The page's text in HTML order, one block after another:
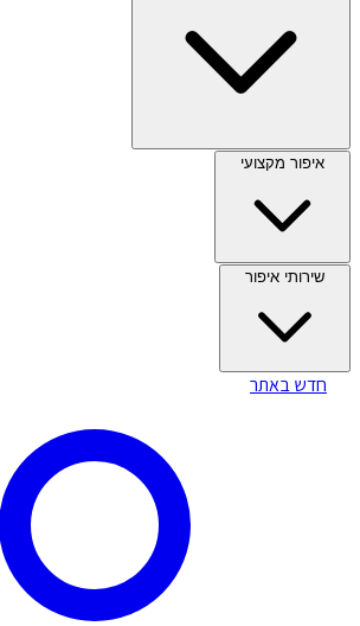
איפור מקצועי
שירותי איפור
חדש באתר